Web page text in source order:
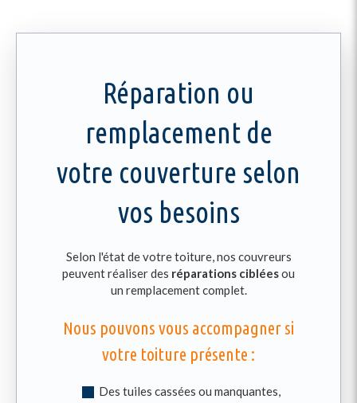
Réparation ou
remplacement de
votre couverture selon
vos besoins
Selon l'état de votre toiture, nos couvreurs
peuvent réaliser des réparations cibléesou
un remplacement complet.
Nous pouvons vous accompagner si
votre toiture présente :
Des tuiles cassées ou manquantes,